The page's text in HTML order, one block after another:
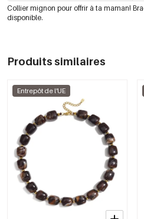
Collier mignon pour offrir à ta maman!
disponible.
Produits similaires
Entrepôt de l'UE